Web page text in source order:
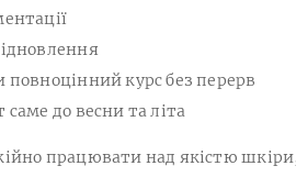
курс без перерв
до весни та літа
працювати над якістю